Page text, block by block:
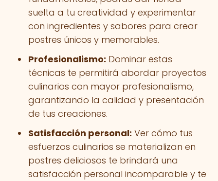
suelta a tu creatividad y experimentar
con ingredientes y sabores para crear
postres únicos y memorables.
Profesionalismo: Dominar estas
técnicas te permitirá abordar proyectos
culinarios con mayor profesionalismo,
garantizando la calidad y presentación
de tus creaciones.
Satisfacción personal: Ver cómo tus
esfuerzos culinarios se materializan en
postres deliciosos te brindará una
satisfacción personal incomparable y te